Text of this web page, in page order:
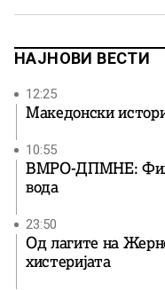
пратеникот Антонијо
НАЈНОВИ ВЕСТИ
12:25
Македонски
10:55
ВМРО-ДПМНЕ:
вода
23:50
Од лагите на
хистеријата